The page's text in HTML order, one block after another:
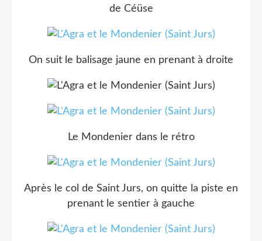
de Céüse
On suit le balisage jaune en prenant à droite
Le Mondenier dans le rétro
Après le col de Saint Jurs, on quitte la piste en
prenant le sentier à gauche